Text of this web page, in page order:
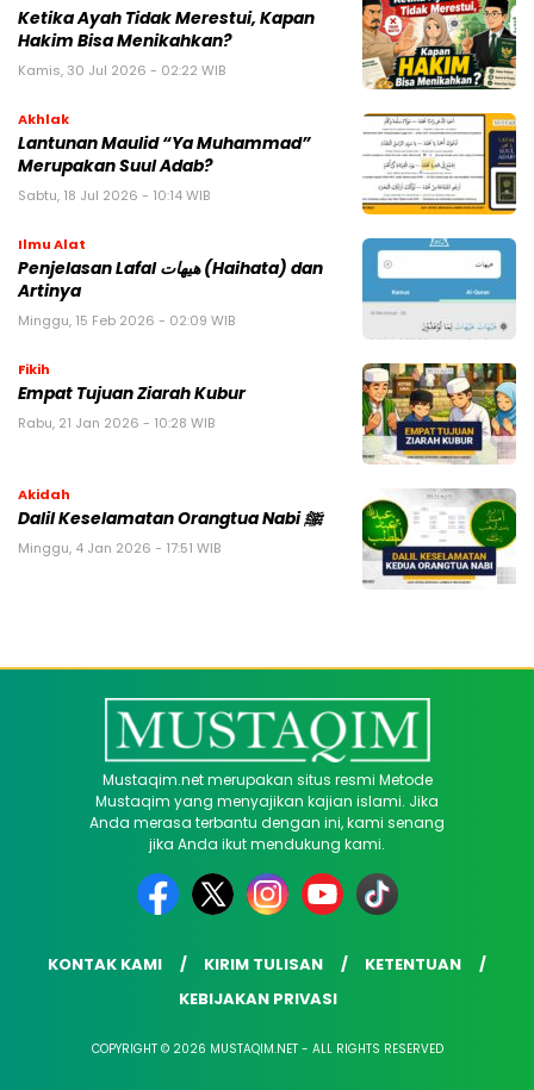
Ketika Ayah Tidak Merestui, Kapan
Hakim Bisa Menikahkan?
Kamis, 30 Jul 2026 - 02:22 WIB
Akhlak
Lantunan Maulid “Ya Muhammad”
Merupakan Suul Adab?
Sabtu, 18 Jul 2026 - 10:14 WIB
Ilmu Alat
Penjelasan Lafal هيهات (Haihata) dan
Artinya
Minggu, 15 Feb 2026 - 02:09 WIB
Fikih
Empat Tujuan Ziarah Kubur
Rabu, 21 Jan 2026 - 10:28 WIB
Akidah
Dalil Keselamatan Orangtua Nabi ﷺ
Minggu, 4 Jan 2026 - 17:51 WIB
Mustaqim.net merupakan situs resmi Metode
Mustaqim yang menyajikan kajian islami. Jika
Anda merasa terbantu dengan ini, kami senang
jika Anda ikut mendukung kami.
KONTAK KAMI KIRIM TULISAN
KETENTUAN
KEBIJAKAN PRIVASI
COPYRIGHT © 2026 MUSTAQIM.NET - ALL RIGHTS RESERVED